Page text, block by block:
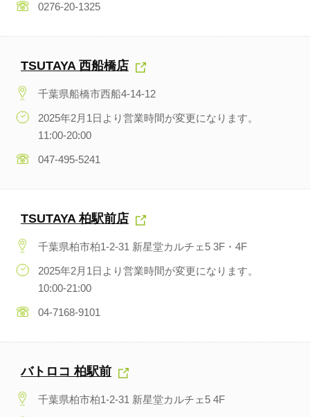
0276-20-1325
TSUTAYA 西船橋店
千葉県船橋市西船4-14-12
2025年2月1日より営業時間が変更になります。
11:00-20:00
047-495-5241
TSUTAYA 柏駅前店
千葉県柏市柏1-2-31 新星堂カルチェ5 3F・4F
2025年2月1日より営業時間が変更になります。
10:00-21:00
04-7168-9101
バトロコ 柏駅前
千葉県柏市柏1-2-31 新星堂カルチェ5 4F